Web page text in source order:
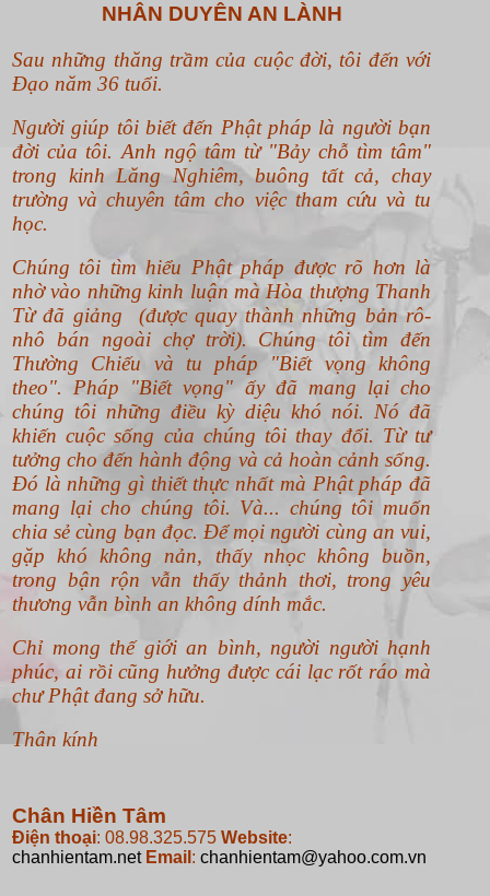
NHÂN DUYÊN AN LÀNH
Sau những thăng trầm của cuộc đời, tôi đến với
Đạo năm 36 tuổi.
Người giúp tôi biết đến Phật pháp là người bạn
đời của tôi. Anh ngộ tâm từ "Bảy chỗ tìm tâm"
trong kinh Lăng Nghiêm, buông tất cả, chay
trường và chuyên tâm cho việc tham cứu và tu
học.
Chúng tôi tìm hiểu Phật pháp được rõ hơn là
nhờ vào những kinh luận mà Hòa thượng Thanh
Từ đã giảng (được quay thành những bản rô-
nhô bán ngoài chợ trời). Chúng tôi tìm đến
Thường Chiếu và tu pháp "Biết vọng không
theo".Pháp "Biết vọng" ấy đã mang lại cho
chúng tôi những điều kỳ diệu khó nói. Nó đã
khiến cuộc sống của chúng tôi thay đổi. Từ tư
tưởng cho đến hành động và cả hoàn cảnh sống.
Đó là những gì thiết thực nhất mà Phật pháp đã
mang lại cho chúng tôi. Và... chúng tôi muốn
chia sẻ cùng bạn đọc. Để mọi người cùng an vui,
gặp khó không nản, thấy nhọc không buồn,
trong bận rộn vẫn thấy thảnh thơi, trong yêu
thương vẫn bình an không dính mắc.
Chỉ mong thế giới an bình, người người hạnh
phúc, ai rồi cũng hưởng được cái lạc rốt ráo mà
chư Phật đang sở hữu.
Thân kính
Chân Hiền Tâm
Điện thoại: 08.98.325.575 Website:
chanhientam.net Email : chanhientam@yahoo.com.vn